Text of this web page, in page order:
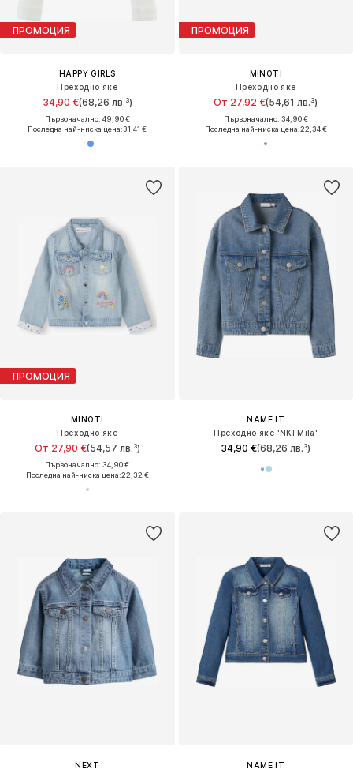
ПРОМОЦИЯ
HAPPY GIRLS
Преходно яке
34,90 €(68,26 лв.³)
Първоначално: 49,90 €
Последна най-ниска цена:31,41 €
ПРОМОЦИЯ
MINOTI
Преходно яке
От 27,92 €(54,61 лв.³)
Първоначално: 34,90 €
Последна най-ниска цена:22,34 €
ПРОМОЦИЯ
MINOTI
Преходно яке
От 27,90 €(54,57 лв.³)
Първоначално: 34,90 €
Последна най-ниска цена:22,32 €
NAME IT
Преходно яке 'NKFMila'
34,90 €(68,26 лв.³)
NEXT
NAME IT